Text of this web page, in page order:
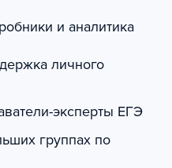
и аналитика
личного
эксперты ЕГЭ
группах по